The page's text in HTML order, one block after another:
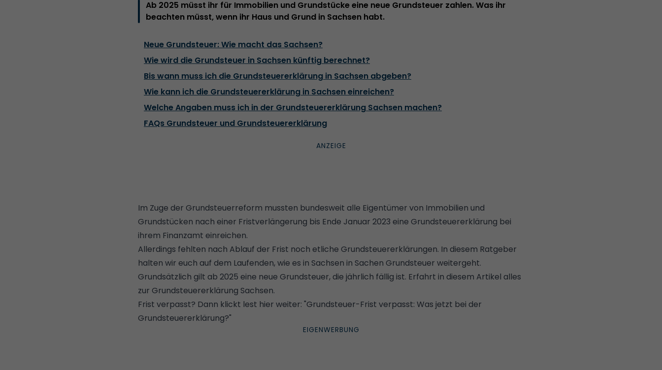
Ab 2025 müsst ihr für Immobilien und Grundstücke eine neue Grundsteuer zahlen. Was ihr
beachten müsst, wenn ihr Haus und Grund in Sachsen habt.
Neue Grundsteuer: Wie macht das Sachsen?
Wie wird die Grundsteuer in Sachsen künftig berechnet?
Bis wann muss ich die Grundsteuererklärung in Sachsen abgeben?
Wie kann ich die Grundsteuererklärung in Sachsen einreichen?
Welche Angaben muss ich in der Grundsteuererklärung Sachsen machen?
FAQs Grundsteuer und Grundsteuererklärung
Im Zuge der Grundsteuerreform mussten bundesweit alle Eigentümer von Immobilien und
Grundstücken nach einer Fristverlängerung bis Ende Januar 2023 eine Grundsteuererklärung bei
ihrem Finanzamt einreichen.
Allerdings fehlten nach Ablauf der Frist noch etliche Grundsteuererklärungen. In diesem Ratgeber
halten wir euch auf dem Laufenden, wie es in Sachsen in Sachen Grundsteuer weitergeht.
Grundsätzlich gilt ab 2025 eine neue Grundsteuer, die jährlich fällig ist. Erfahrt in diesem Artikel alles
zur Grundsteuererklärung Sachsen.
Frist verpasst? Dann klickt lest hier weiter: "Grundsteuer-Frist verpasst: Was jetzt bei der
Grundsteuererklärung?"